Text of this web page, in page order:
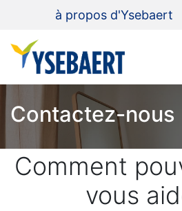
à propos d'Ysebaert
Contactez-nous
Comment
vous